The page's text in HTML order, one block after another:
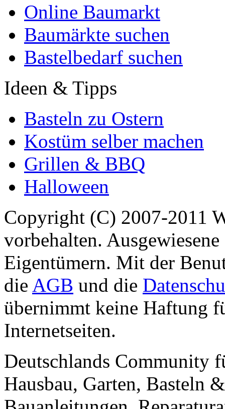
Online Baumarkt
Baumärkte suchen
Bastelbedarf suchen
Ideen & Tipps
Basteln zu Ostern
Kostüm selber machen
Grillen & BBQ
Halloween
Copyright (C) 2007-2011
vorbehalten.
Eigentümern. Mit der
die AGB und die
übernimmt keine Haftung
Internetseiten.
Deutschlands Community
Hausbau, Garten, Basteln